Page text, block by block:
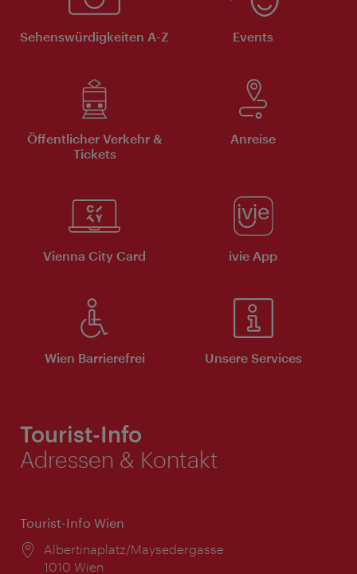
Sehenswürdigkeiten A-Z Events
Öffentlicher Verkehr &
Tickets
Anreise
Vienna City Card ivie App
Wien Barrierefrei Unsere Services
Tourist-Info
Adressen & Kontakt
Tourist-Info Wien
Ort:
Albertinaplatz/Maysedergasse
1010 Wien